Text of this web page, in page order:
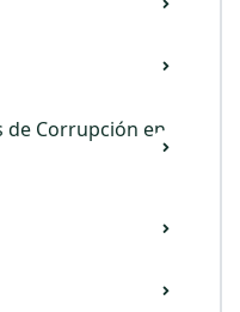
de Corrupción en